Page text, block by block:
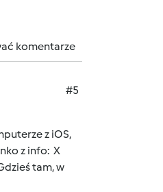
komentarze
#5
z iOS,
z info: X
tam, w